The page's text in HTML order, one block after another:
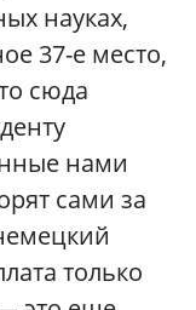
науках,
37-е место,
сюда
нами
сами за
только